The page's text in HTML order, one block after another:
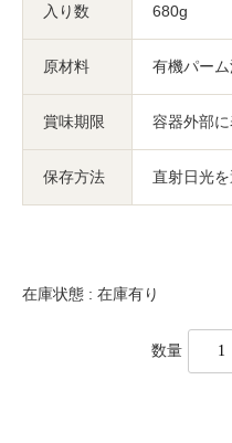
入り数 680g
原材料 有機パーム
賞味期限 容器外部
保存方法 直射日光
在庫状態 : 在庫有り
数量